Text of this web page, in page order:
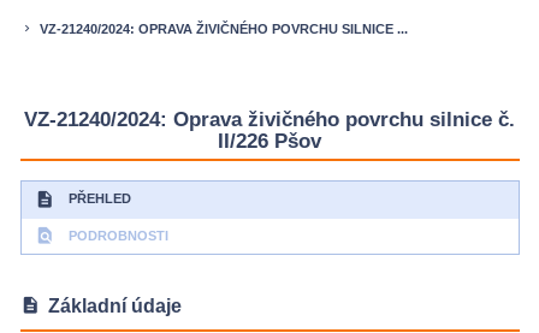
keyboard_arrow_right VZ-21240/2024: OPRAVA ŽIVIČNÉHO POVRCHU SILNICE ...
VZ-21240/2024: Oprava živičného povrchu silnice č.
II/226 Pšov
description PŘEHLED
find_in_page PODROBNOSTI
description Základní údaje